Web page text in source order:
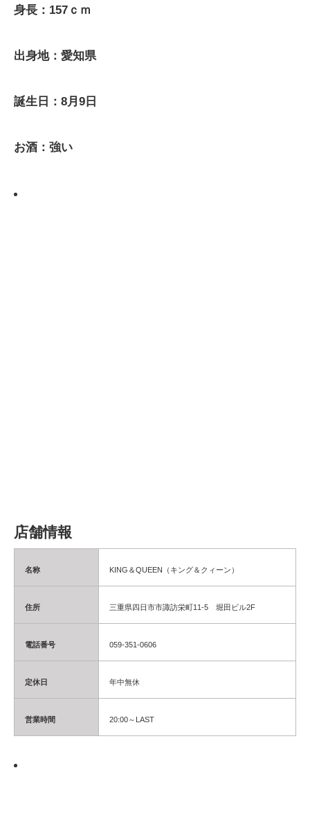
身長：157ｃｍ
出身地：愛知県
誕生日：8月9日
お酒：強い
店舗情報
名称 KING＆QUEEN（キング＆クィーン）
住所 三重県四日市市諏訪栄町11-5 堀田ビル2F
電話番号 059-351-0606
定休日 年中無休
営業時間 20:00～LAST